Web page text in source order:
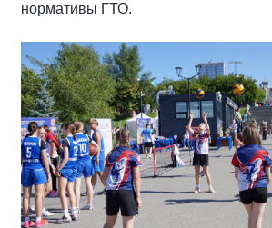
нормативы ГТО.